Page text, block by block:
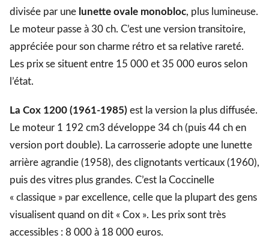
divisée par une lunette ovale monobloc, plus lumineuse.
Le moteur passe à 30 ch. C’est une version transitoire,
appréciée pour son charme rétro et sa relative rareté.
Les prix se situent entre 15 000 et 35 000 euros selon
l’état.
La Cox 1200 (1961-1985) est la version la plus diffusée.
Le moteur 1 192 cm3 développe 34 ch (puis 44 ch en
version port double). La carrosserie adopte une lunette
arrière agrandie (1958), des clignotants verticaux (1960),
puis des vitres plus grandes. C’est la Coccinelle
« classique » par excellence, celle que la plupart des gens
visualisent quand on dit « Cox ». Les prix sont très
accessibles : 8 000 à 18 000 euros.